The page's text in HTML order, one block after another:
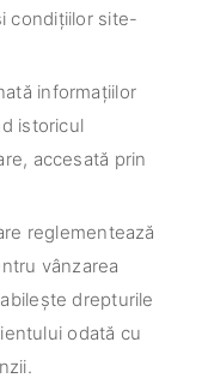
condițiilor site-
informațiilor
istoricul
accesată prin
reglementează
vânzarea
drepturile
odată cu